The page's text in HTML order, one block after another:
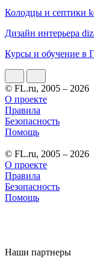
Колодцы и септики
Дизайн интерьера
Курсы и обучение в
© FL.ru, 2005 – 2026
О проекте
Правила
Безопасность
Помощь
© FL.ru, 2005 – 2026
О проекте
Правила
Безопасность
Помощь
Наши партнеры